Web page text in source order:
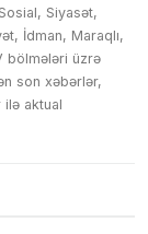
Siyasət,
İdman, Maraqlı,
bölmələri üzrə
son xəbərlər,
aktual